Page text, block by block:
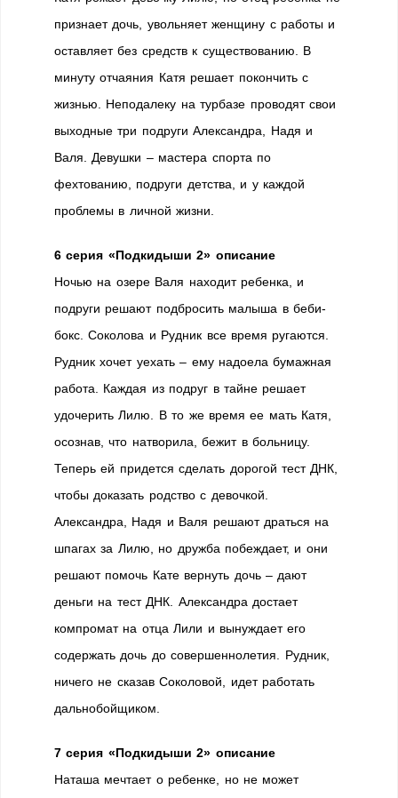
признает дочь, увольняет женщину с работы и
оставляет без средств к существованию. В
минуту отчаяния Катя решает покончить с
жизнью. Неподалеку на турбазе проводят свои
выходные три подруги Александра, Надя и
Валя. Девушки – мастера спорта по
фехтованию, подруги детства, и у каждой
проблемы в личной жизни.
6 серия «Подкидыши 2» описание
Ночью на озере Валя находит ребенка, и
подруги решают подбросить малыша в беби-
бокс. Соколова и Рудник все время ругаются.
Рудник хочет уехать – ему надоела бумажная
работа. Каждая из подруг в тайне решает
удочерить Лилю. В то же время ее мать Катя,
осознав, что натворила, бежит в больницу.
Теперь ей придется сделать дорогой тест ДНК,
чтобы доказать родство с девочкой.
Александра, Надя и Валя решают драться на
шпагах за Лилю, но дружба побеждает, и они
решают помочь Кате вернуть дочь – дают
деньги на тест ДНК. Александра достает
компромат на отца Лили и вынуждает его
содержать дочь до совершеннолетия. Рудник,
ничего не сказав Соколовой, идет работать
дальнобойщиком.
7 серия «Подкидыши 2» описание
Наташа мечтает о ребенке, но не может